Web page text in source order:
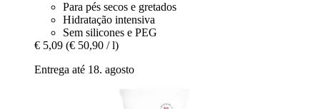
Para pés secos e gretados
Hidratação intensiva
Sem silicones e PEG
€ 5,09 (€ 50,90 / l)
Entrega até 18. agosto